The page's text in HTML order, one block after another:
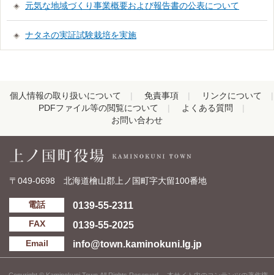
元気な地域づくり事業概要および報告書の公表について
ナタネの実証試験栽培を実施
個人情報の取り扱いについて 免責事項
リンクについて
PDFファイル等の閲覧について
よくある質問
お問い合わせ
〒049-0698 北海道檜山郡上ノ国町字大留100番地
電話 0139-55-2311
FAX 0139-55-2025
Email info@town.kaminokuni.lg.jp